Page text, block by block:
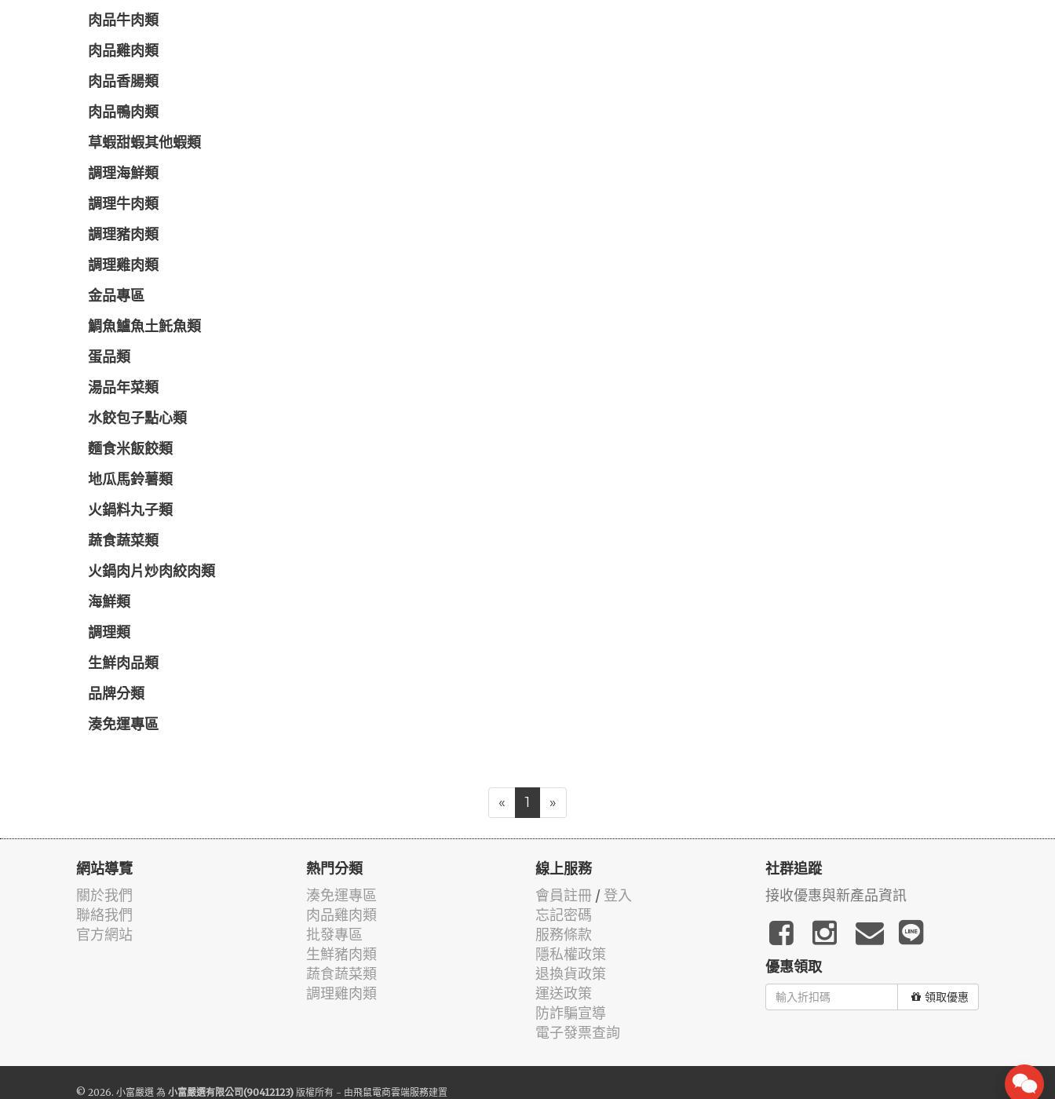
肉品牛肉類
肉品雞肉類
肉品香腸類
肉品鴨肉類
草蝦甜蝦其他蝦類
調理海鮮類
調理牛肉類
調理豬肉類
調理雞肉類
金品專區
鯛魚鱸魚土魠魚類
蛋品類
湯品年菜類
水餃包子點心類
麵食米飯餃類
地瓜馬鈴薯類
火鍋料丸子類
蔬食蔬菜類
火鍋肉片炒肉絞肉類
海鮮類
調理類
生鮮肉品類
品牌分類
湊免運專區
« 1 »
網站導覽
關於我們
聯絡我們
官方網站
熱門分類
湊免運專區
肉品雞肉類
批發專區
生鮮豬肉類
蔬食蔬菜類
調理雞肉類
線上服務
會員註冊 / 登入
忘記密碼
服務條款
隱私權政策
退換貨政策
運送政策
防詐騙宣導
電子發票查詢
社群追蹤
接收優惠與新產品資訊
優惠領取
領取優惠
© 2026. 小富嚴選 為 小富嚴選有限公司(90412123) 版權所有 - 由飛鼠電商雲端服務建置